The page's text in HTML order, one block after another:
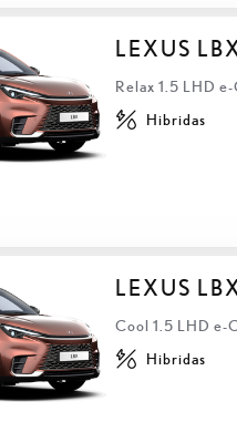
LEXUS
Relax 1.5 LHD
Hibridas
LEXUS
Cool 1.5 LHD e-
Hibridas